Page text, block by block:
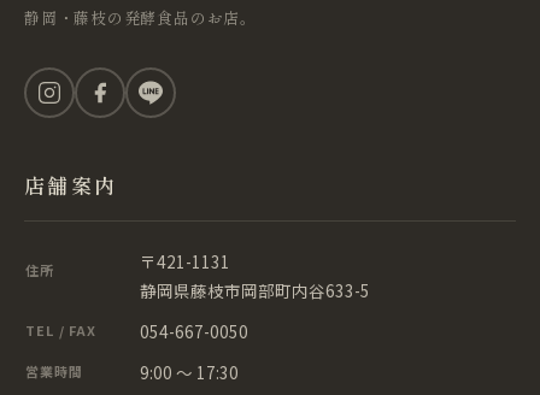
静岡・藤枝の発酵食品のお店。
店舗案内
住所
〒421-1131
静岡県藤枝市岡部町内谷633-5
TEL / FAX 054-667-0050
営業時間 9:00 ～ 17:30